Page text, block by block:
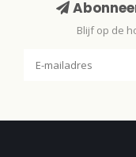
Blijf op de